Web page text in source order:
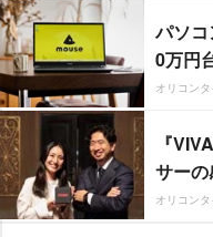
パソ
0万円
オリコン
『
サー
オリコン